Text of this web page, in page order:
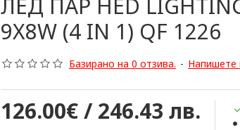
ЛЕД ПАР HED
9X8W (4 IN 1) QF 1226
Базирано на 0 отзива. - Напишете
126.00€ / 246.43 лв.